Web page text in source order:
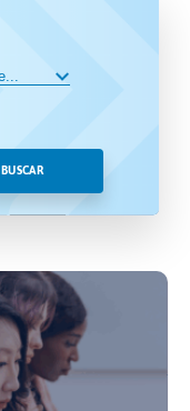
BUSCAR